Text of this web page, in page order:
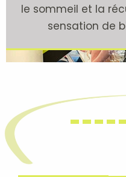
le sommeil et la
sensation de